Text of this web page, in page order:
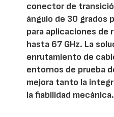
conector de
ángulo de 30 grados
para aplicaciones de
hasta 67 GHz. La
enrutamiento de
entornos de prueba
mejora tanto la
la fiabilidad mecánica.